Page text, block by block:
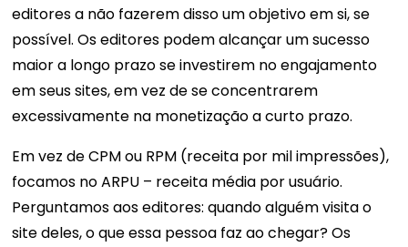
editores a não fazerem disso um objetivo em si, se
possível. Os editores podem alcançar um sucesso
maior a longo prazo se investirem no engajamento
em seus sites, em vez de se concentrarem
excessivamente na monetização a curto prazo.
Em vez de CPM ou RPM (receita por mil impressões),
focamos no ARPU – receita média por usuário.
Perguntamos aos editores: quando alguém visita o
site deles, o que essa pessoa faz ao chegar? Os